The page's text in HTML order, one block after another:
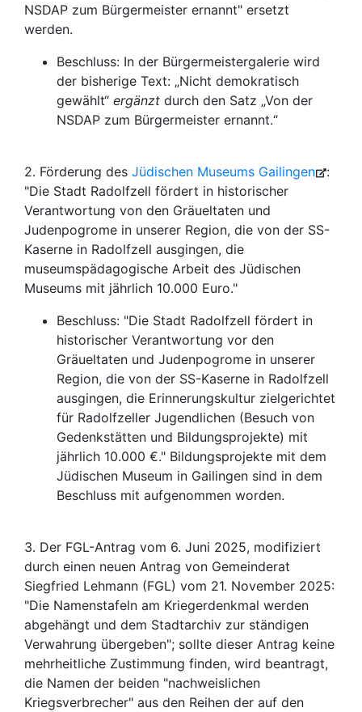
NSDAP zum Bürgermeister ernannt" ersetzt
werden.
Beschluss: In der Bürgermeistergalerie wird
der bisherige Text: „Nicht demokratisch
gewählt“ ergänzt durch den Satz „Von der
NSDAP zum Bürgermeister ernannt.“
2. Förderung des Jüdischen Museums Gailingen
:
"Die Stadt Radolfzell fördert in historischer
Verantwortung von den Gräueltaten und
Judenpogrome in unserer Region, die von der SS-
Kaserne in Radolfzell ausgingen, die
museumspädagogische Arbeit des Jüdischen
Museums mit jährlich 10.000 Euro."
Beschluss: "Die Stadt Radolfzell fördert in
historischer Verantwortung vor den
Gräueltaten und Judenpogrome in unserer
Region, die von der SS-Kaserne in Radolfzell
ausgingen, die Erinnerungskultur zielgerichtet
für Radolfzeller Jugendlichen (Besuch von
Gedenkstätten und Bildungsprojekte) mit
jährlich 10.000 €." Bildungsprojekte mit dem
Jüdischen Museum in Gailingen sind in dem
Beschluss mit aufgenommen worden.
3. Der FGL-Antrag vom 6. Juni 2025, modifiziert
durch einen neuen Antrag von Gemeinderat
Siegfried Lehmann (FGL) vom 21. November 2025:
"Die Namenstafeln am Kriegerdenkmal werden
abgehängt und dem Stadtarchiv zur ständigen
Verwahrung übergeben"; sollte dieser Antrag keine
mehrheitliche Zustimmung finden, wird beantragt,
die Namen der beiden "nachweislichen
Kriegsverbrecher" aus den Reihen der auf den